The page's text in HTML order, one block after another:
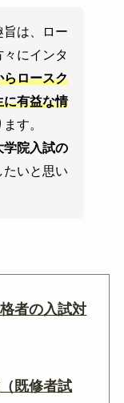
は、ロー
にインタ
らロースク
に有益な情
す。
学院入試の
たいと思い
者の入試対
既修者試